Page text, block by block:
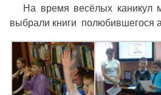
На время весёлых каникул
выбрали книги полюбившегося